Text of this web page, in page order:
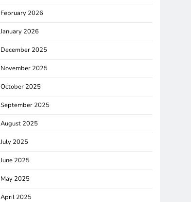
February 2026
January 2026
December 2025
November 2025
October 2025
September 2025
August 2025
July 2025
June 2025
May 2025
April 2025